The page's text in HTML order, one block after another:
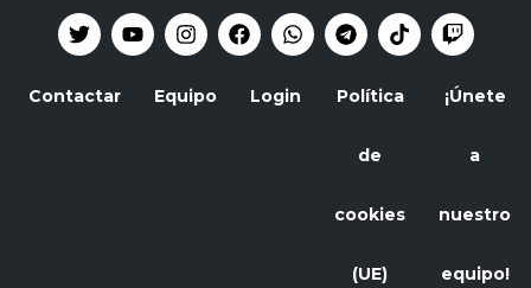
Contactar Equipo Login Política
de
cookies
(UE)
¡Únete
a
nuestro
equipo!